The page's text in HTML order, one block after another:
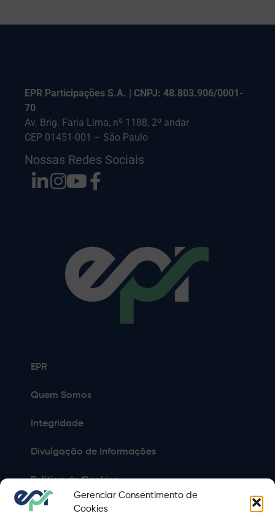
Gerenciar Consentimento de
Cookies
EPR Participações S.A. | CNPJ: 48.803.906/0001-
70
Av. Brig. Faria Lima, nº 1188, 2º andar
CEP 01451-001 – São Paulo
Nossas Redes Sociais
EPR
Quem Somos
Integridade
Divulgação de Informações
Política de Cookies
Política de Privacidade